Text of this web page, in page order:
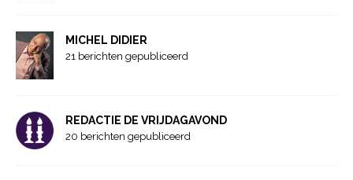
MICHEL DIDIER
21 berichten gepubliceerd
REDACTIE DE VRIJDAGAVOND
20 berichten gepubliceerd